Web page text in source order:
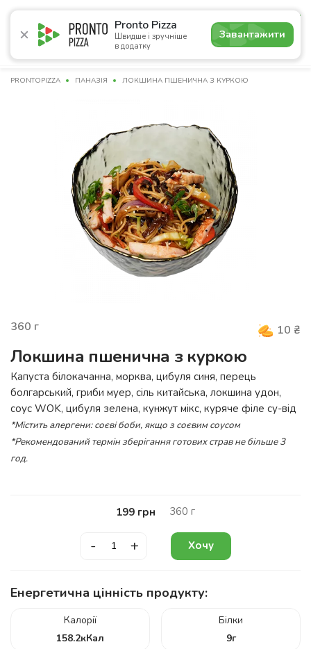
Pronto Pizza
Швидше і зручніше
в додатку
Завантажити
5.0
Акції Піца Суші Сети Бургери Комбо
PRONTOPIZZA ПАНАЗІЯ ЛОКШИНА ПШЕНИЧНА З КУРКОЮ
360 г 10 ₴
Локшина пшенична з куркою
Капуста білокачанна, морква, цибуля синя, перець
болгарський, гриби муер, сіль китайська, локшина удон,
соус WOK, цибуля зелена, кунжут мікс, куряче філе су-від
*Містить алергени: соєві боби, якщо з соєвим соусом
*Рекомендований термін зберігання готових страв не більше 3
год.
199 грн 360 г
- + Хочу
Енергетична цінність продукту:
Калорії
158.2кКал
Білки
9г